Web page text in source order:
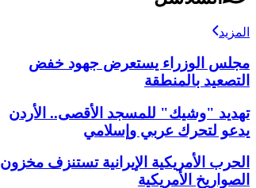
المزيد
مجلس الوزراء يستعرض جهود خفض
التصعيد بالمنطقة
تهديد "وشيك" للمسجد الأقصى.. الأردن
يدعو لتحرك عربي وإسلامي
الحرب الأمريكية الإيرانية تستنزف مخزون
الصواريخ الأمريكية